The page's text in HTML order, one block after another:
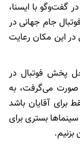
گفت‌وگو با ایسنا،
جام جهانی در
این مکان رعایت
پخش فوتبال در
صورت می‌گرفت، به
برای آقایان باشد
بستری برای
بزنیم.